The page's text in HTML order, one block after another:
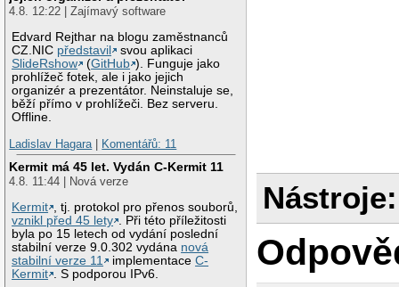
4.8. 12:22 | Zajímavý software
Edvard Rejthar na blogu zaměstnanců
CZ.NIC představil
svou aplikaci
SlideRshow
(GitHub ). Funguje jako
prohlížeč fotek, ale i jako jejich
organizér a prezentátor. Neinstaluje se,
běží přímo v prohlížeči. Bez serveru.
Offline.
Ladislav Hagara | Komentářů: 11
Kermit má 45 let. Vydán C-Kermit 11
4.8. 11:44 | Nová verze
Kermit , tj. protokol pro přenos souborů,
vznikl před 45 lety . Při této příležitosti
byla po 15 letech od vydání poslední
stabilní verze 9.0.302 vydána nová
stabilní verze 11
implementaceC-
Kermit . S podporou IPv6.
Nástroje: